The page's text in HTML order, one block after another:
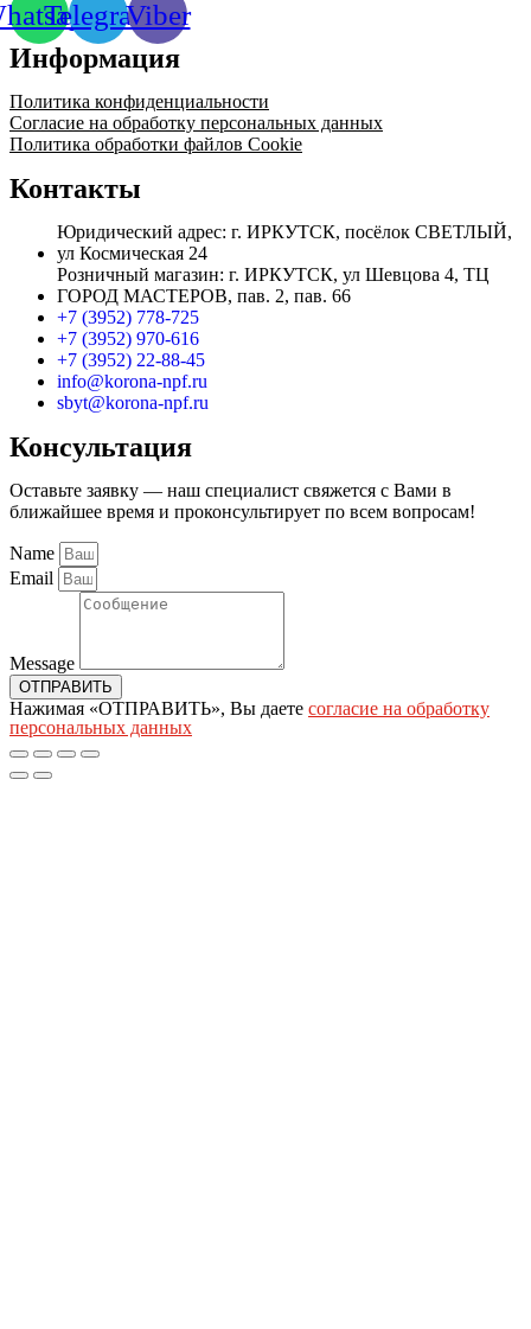
TelegramViber
Информация
Политика конфиденциальности
Согласие на обработку персональных данных
Политика обработки файлов Cookie
Контакты
Юридический адрес: г. ИРКУТСК, посёлок СВЕТЛЫЙ,
ул Космическая 24
Розничный магазин: г. ИРКУТСК, ул Шевцова 4, ТЦ
ГОРОД МАСТЕРОВ, пав. 2, пав. 66
+7 (3952) 778-725
+7 (3952) 970-616
+7 (3952) 22-88-45
info@korona-npf.ru
sbyt@korona-npf.ru
Консультация
Оставьте заявку — наш специалист свяжется с Вами в
ближайшее время и проконсультирует по всем вопросам!
Name
Email
Message
ОТПРАВИТЬ
Нажимая «ОТПРАВИТЬ», Вы даете согласие на обработку
персональных данных